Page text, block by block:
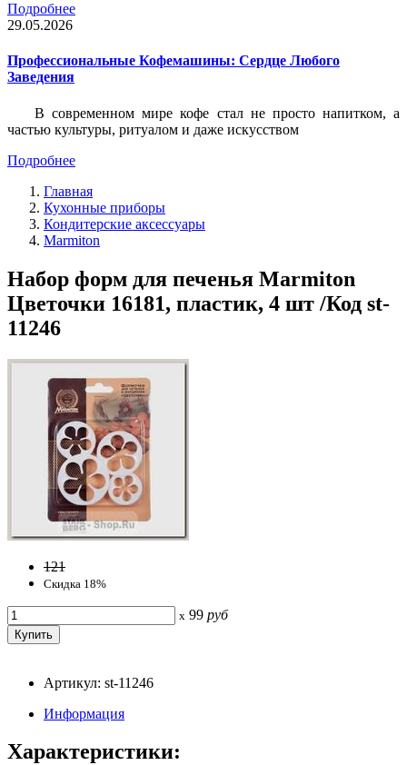
Подробнее
29.05.2026
Профессиональные Кофемашины: Сердце Любого
Заведения
В современном мире кофе стал не просто напитком, а
частью культуры, ритуалом и даже искусством
Подробнее
Главная
Кухонные приборы
Кондитерские аксессуары
Marmiton
Набор форм для печенья Marmiton
Цветочки 16181, пластик, 4 шт /Код st-
11246
121
Скидка 18%
x 99 руб
Артикул: st-11246
Информация
Характеристики: